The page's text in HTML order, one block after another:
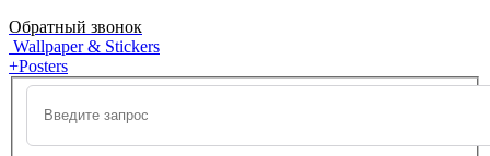
Обратный звонок
Wallpaper & Stickers
+Posters